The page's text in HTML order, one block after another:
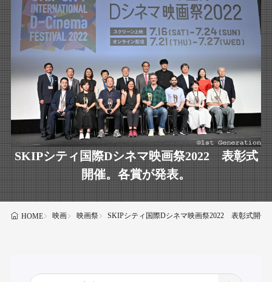
SKIPシティ国際Dシネマ映画祭2022 表彰式
開催。各賞が発表。
HOME 映画 映画祭 SKIPシティ国際Dシネマ映画祭2022 表彰式開催